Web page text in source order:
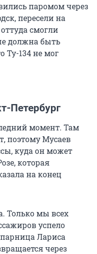
паромом через
пересели на
смогли
должна быть
Ту-134 не мог
Петербург
момент. Там
поэтому Мусаев
куда он может
которая
на конец
Только мы всех
успело
Лариса
через